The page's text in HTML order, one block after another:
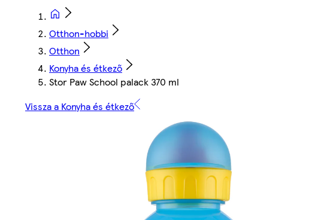
Otthon-hobbi
Otthon
Konyha és étkező
Stor Paw School palack 370 ml
Vissza a Konyha és étkező